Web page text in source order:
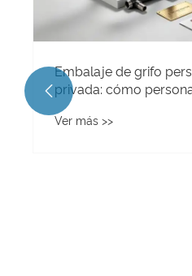
Embalaje de grifo
privada: cómo
demora en el envío
Ver más >>
